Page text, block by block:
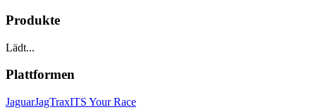
Produkte
Lädt...
Plattformen
JaguarJagTraxITS Your Race